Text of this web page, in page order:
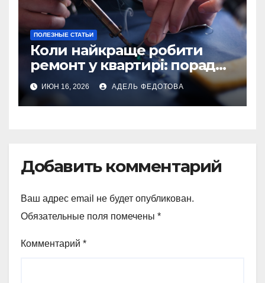
ПОЛЕЗНЫЕ СТАТЬИ
Коли найкраще робити
ремонт у квартирі: поради
та особливості 2026
ИЮН 16, 2026 АДЕЛЬ ФЕДОТОВА
Добавить комментарий
Ваш адрес email не будет опубликован.
Обязательные поля помечены *
Комментарий *